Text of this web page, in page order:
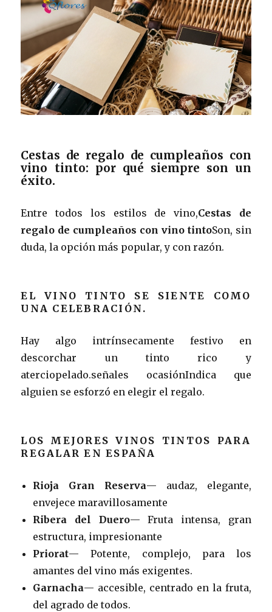
Cestas de regalo de cumpleaños con
vino tinto: por qué siempre son un
éxito.
Entre todos los estilos de vino,Cestas de
regalo de cumpleaños con vino tintoSon, sin
duda, la opción más popular, y con razón.
EL VINO TINTO SE SIENTE COMO
UNA CELEBRACIÓN.
Hay algo intrínsecamente festivo en
descorchar un tinto rico y
aterciopelado.señales ocasiónIndica que
alguien se esforzó en elegir el regalo.
LOS MEJORES VINOS TINTOS PARA
REGALAR EN ESPAÑA
Rioja Gran Reserva— audaz, elegante,
envejece maravillosamente
Ribera del Duero— Fruta intensa, gran
estructura, impresionante
Priorat— Potente, complejo, para los
amantes del vino más exigentes.
Garnacha— accesible, centrado en la fruta,
del agrado de todos.